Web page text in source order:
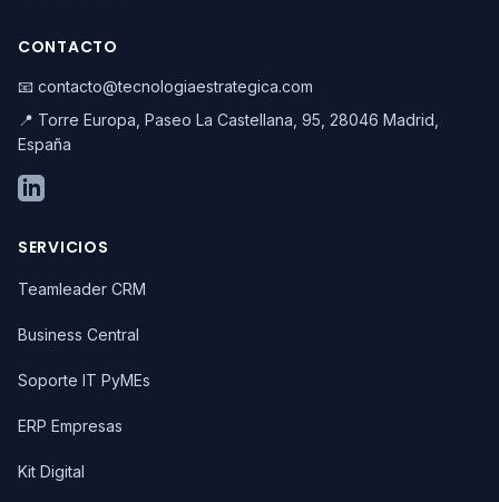
CONTACTO
📧 contacto@tecnologiaestrategica.com
📍 Torre Europa, Paseo La Castellana, 95, 28046 Madrid,
España
SERVICIOS
Teamleader CRM
Business Central
Soporte IT PyMEs
ERP Empresas
Kit Digital